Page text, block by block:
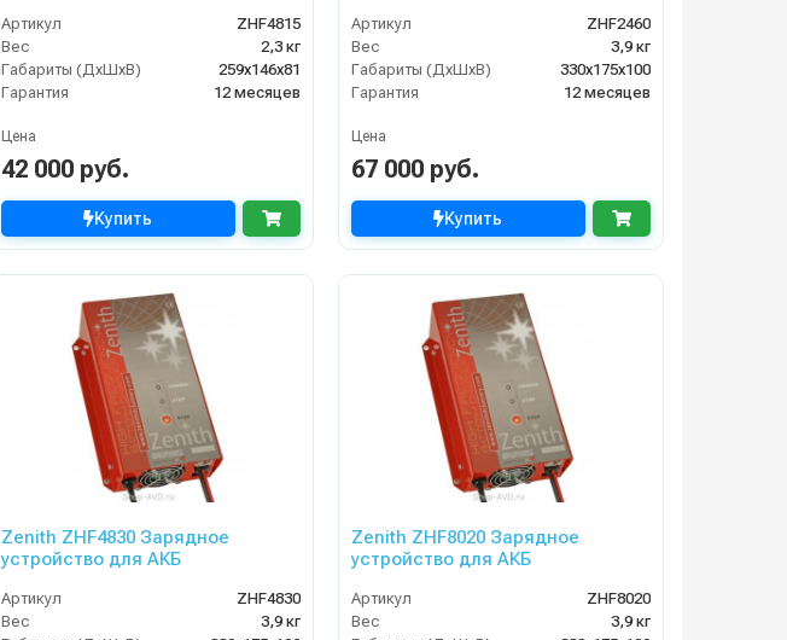
Артикул
ZHF4815
Вес
2,3 кг
Габариты (ДхШхВ)
259х146х81
Гарантия
12 месяцев
Цена
42 000 руб.
Купить
Артикул
ZHF2460
Вес
3,9 кг
Габариты (ДхШхВ)
330х175х100
Гарантия
12 месяцев
Цена
67 000 руб.
Купить
Zenith ZHF4830 Зарядное
устройство для АКБ
Артикул
ZHF4830
Вес
3,9 кг
Zenith ZHF8020 Зарядное
устройство для АКБ
Артикул
ZHF8020
Вес
3,9 кг